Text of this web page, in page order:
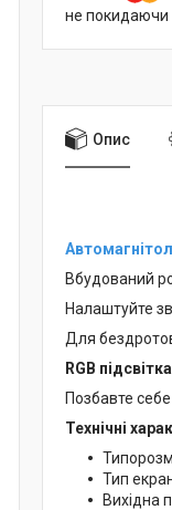
не покидаючи
Опис
Вбудований
Налаштуйте
Для
RGB
Позбавте
Технічні
Тип
Вихідна